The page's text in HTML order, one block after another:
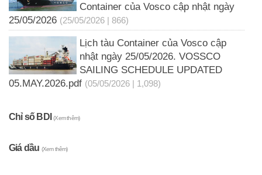
Container của Vosco cập nhật ngày
25/05/2026 (25/05/2026 | 866)
Lịch tàu Container của Vosco cập
nhật ngày 25/05/2026. VOSSCO
SAILING SCHEDULE UPDATED
05.MAY.2026.pdf (05/05/2026 | 1,098)
Chỉ số BDI(Xem thêm)
Giá dầu (Xem thêm)